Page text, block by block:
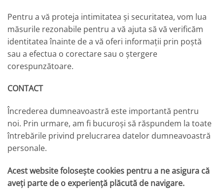
Pentru a vă proteja intimitatea și securitatea, vom lua
măsurile rezonabile pentru a vă ajuta să vă verificăm
identitatea înainte de a vă oferi informații prin poștă
sau a efectua o corectare sau o ștergere
corespunzătoare.
CONTACT
Încrederea dumneavoastră este importantă pentru
noi. Prin urmare, am fi bucuroși să răspundem la toate
întrebările privind prelucrarea datelor dumneavoastră
personale.
Acest website folosește cookies pentru a ne asigura că
aveți parte de o experiență plăcută de navigare.